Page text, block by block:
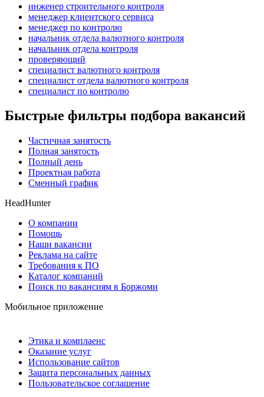
инженер строительного контроля
менеджер клиентского сервиса
менеджер по контролю
начальник отдела валютного контроля
начальник отдела контроля
проверяющий
специалист валютного контроля
специалист отдела валютного контроля
специалист по контролю
Быстрые фильтры подбора вакансий
Частичная занятость
Полная занятость
Полный день
Проектная работа
Сменный график
HeadHunter
О компании
Помощь
Наши вакансии
Реклама на сайте
Требования к ПО
Каталог компаний
Поиск по вакансиям в Боржоми
Мобильное приложение
Этика и комплаенс
Оказание услуг
Использование сайтов
Защита персональных данных
Пользовательское соглашение